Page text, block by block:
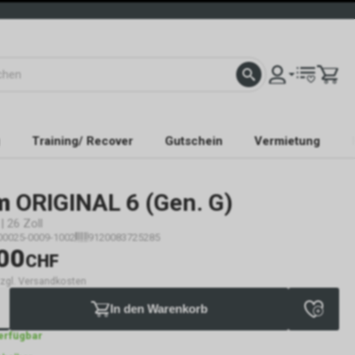
Training/ Recover Gutschein Vermietung
ORIGINAL 6 (Gen. G)
26 Zoll
0009-1002 9120083725285
CHF
Versandkosten
In den Warenkorb